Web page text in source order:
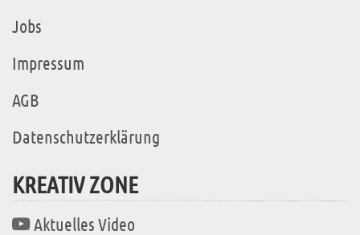
Jobs
Impressum
AGB
Datenschutzerklärung
KREATIV ZONE
Aktuelles Video